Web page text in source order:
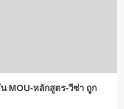
MOU-หลักสูตร-วีซ่า ถูก